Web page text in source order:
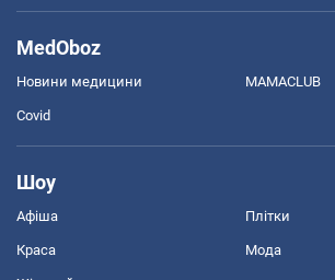
MedOboz
Новини медицини MAMACLUB
Covid
Шоу
Афіша Плітки
Краса Мода